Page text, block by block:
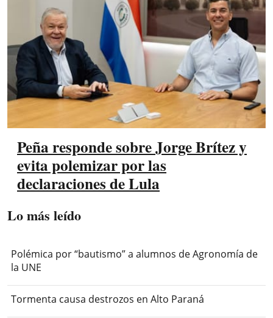
Peña responde sobre Jorge Brítez y
evita polemizar por las
declaraciones de Lula
Lo más leído
Polémica por “bautismo” a alumnos de Agronomía de
la UNE
Tormenta causa destrozos en Alto Paraná